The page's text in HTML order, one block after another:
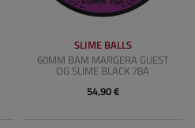
SLIME BALLS
60MM BAM MARGERA GUEST
OG SLIME BLACK 78A
54,90 €